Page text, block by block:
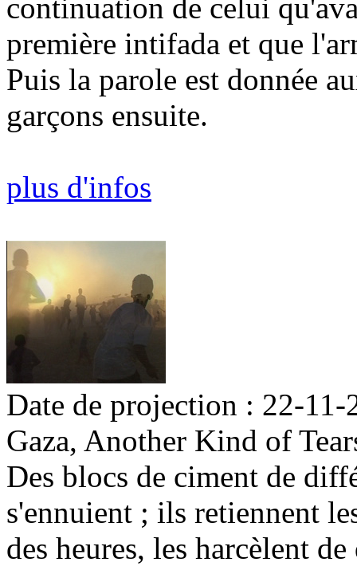
continuation de celui
première intifada et que
Puis la parole est donnée
garçons ensuite.
plus d'infos
Date de projection : 22-
Gaza, Another Kind of
Des blocs de ciment de
s'ennuient ; ils retiennent
des heures, les harcèlent